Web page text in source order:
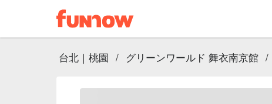
台北｜桃園 / グリーンワールド 舞衣南京館 /